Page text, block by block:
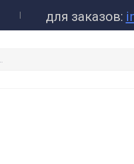
для заказов: